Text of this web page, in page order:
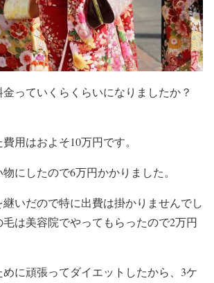
っていくらくらいになりましたか？
用はおよそ10万円です。
にしたので6万円かかりました。
いだので特に出費は掛かりませんでし
は美容院でやってもらったので2万円
に頑張ってダイエットしたから、3ケ